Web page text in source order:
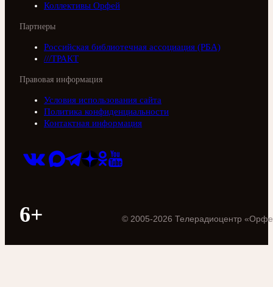
Коллективы Орфей
Партнеры
Российская библиотечная ассоциация (РБА)
///ТРАКТ
Правовая информация
Условия использования сайта
Политика конфиденциальности
Контактная информация
6+ © 2005-2026 Телерадиоцентр